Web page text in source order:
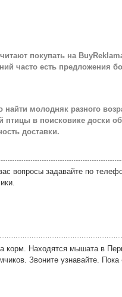
покупать на
часто есть предложения
молодняк разного
птицы в поисковике
доставки.
вопросы задавайте по
корм. Находятся мышата в
Звоните узнавайте.